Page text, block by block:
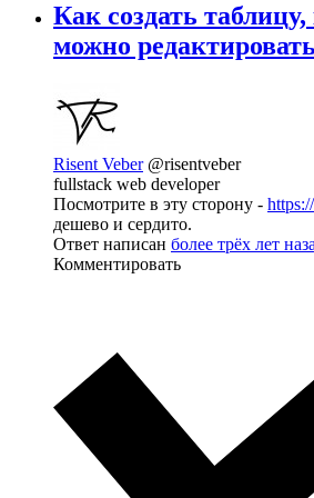
Как создать
можно
Risent Veber @risentveber
fullstack web developer
Посмотрите в эту сторону -
дешево и сердито.
Ответ написан более трёх лет
Комментировать